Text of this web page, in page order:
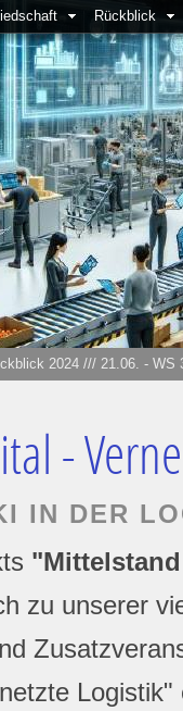
Rückblick
2024 /// 21.06. - WS
-
IN DER
zu unserer